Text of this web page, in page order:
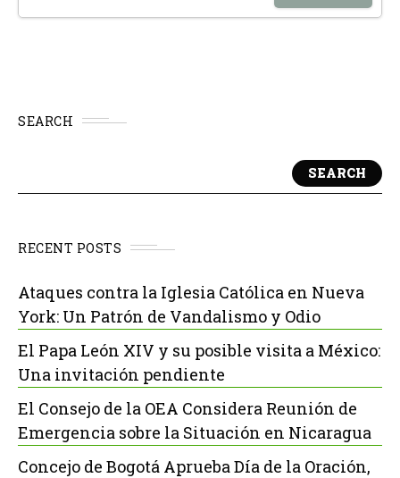
SEARCH
SEARCH
RECENT POSTS
Ataques contra la Iglesia Católica en Nueva
York: Un Patrón de Vandalismo y Odio
El Papa León XIV y su posible visita a México:
Una invitación pendiente
El Consejo de la OEA Considera Reunión de
Emergencia sobre la Situación en Nicaragua
Concejo de Bogotá Aprueba Día de la Oración,